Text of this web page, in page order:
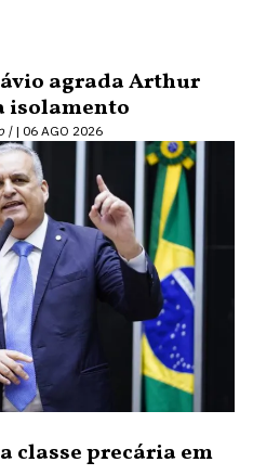
agrada Arthur
isolamento
| 06 AGO 2026
classe precária em